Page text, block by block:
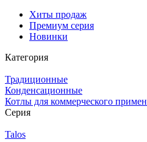
Хиты продаж
Премиум серия
Новинки
Категория
Традиционные
Конденсационные
Котлы для коммерческого
Серия
Talos